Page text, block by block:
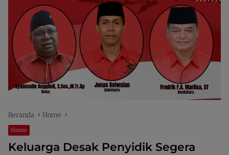
Beranda Home
Home
Keluarga Desak Penyidik Segera